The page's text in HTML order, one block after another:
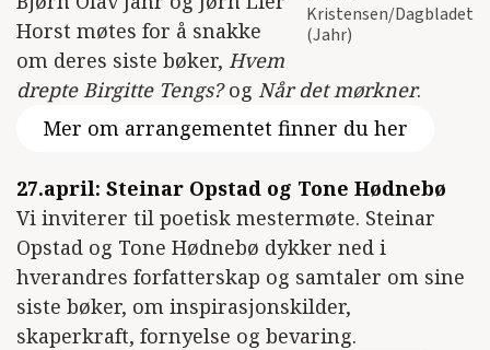
Kristensen/Dagbladet
(Jahr)
Horst møtes for å snakke
om deres siste bøker, Hvem
drepte Birgitte Tengs?og Når det mørkner.
Mer om arrangementet finner du her
27.april: Steinar Opstad og Tone Hødnebø
Vi inviterer til poetisk mestermøte. Steinar
Opstad og Tone Hødnebø dykker ned i
hverandres forfatterskap og samtaler om sine
siste bøker, om inspirasjonskilder,
skaperkraft, fornyelse og bevaring.